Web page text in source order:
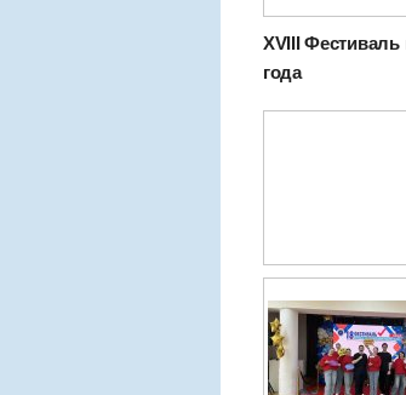
XVIII Фестиваль
года